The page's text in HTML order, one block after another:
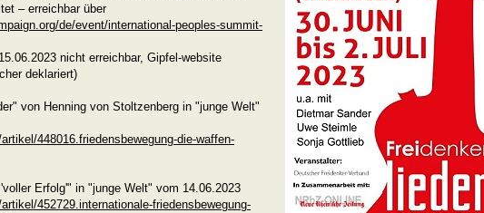
– erreichbar über
de/event/international-peoples-summit-
nicht erreichbar, Gipfel-website
deklariert)
von Henning von Stoltzenberg in "junge Welt"
448016.friedensbewegung-die-waffen-
Erfolg'" in "junge Welt" vom 14.06.2023
452729.internationale-friedensbewegung-